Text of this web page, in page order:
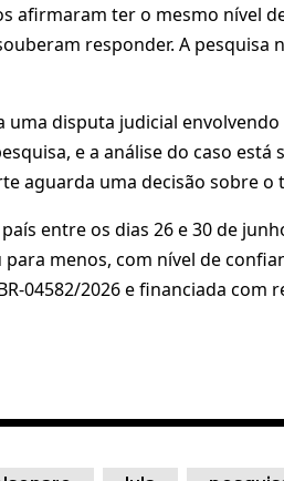
afirmaram ter o mesmo nível
responder. A pesquisa
disputa judicial
e a análise do caso está
aguarda uma decisão sobre o
entre os dias 26 e 30 de
menos, com nível de
04582/2026 e financiada com